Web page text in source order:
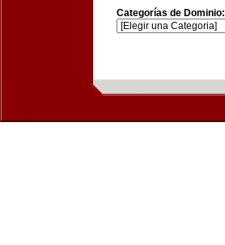
Categorías de Dominio: